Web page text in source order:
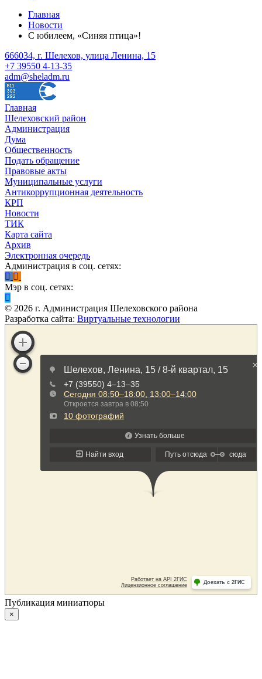
Главная
Новости
С юбилеем, «Синяя птица»!
666034, г. Шелехов, улица Ленина, 15
+7 39550 4-13-35
adm@sheladm.ru
Главная
Шелеховский район
Администрация
Дума
Общественность
Подать обращение
Правовые акты
Муниципальные услуги
Антикоррупционная деятельность
КРП
Новости
ТИК
Карта сайта
Архив
Электронная очередь
Администрация в соц. сетях:
Мэр в соц. сетях:
© 2026 г. Администрация Шелеховского района
Разработка сайта: Виртуальные технологии
Публикация миниатюры
×